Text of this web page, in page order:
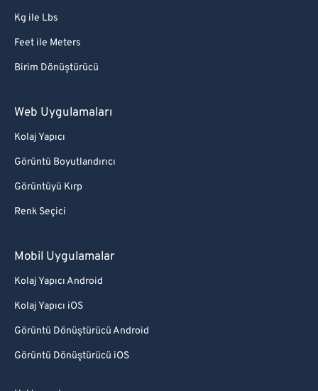
Kg ile Lbs
Feet ile Meters
Birim Dönüştürücü
Web Uygulamaları
Kolaj Yapıcı
Görüntü Boyutlandırıcı
Görüntüyü Kırp
Renk Seçici
Mobil Uygulamalar
Kolaj Yapıcı Android
Kolaj Yapıcı iOS
Görüntü Dönüştürücü Android
Görüntü Dönüştürücü iOS